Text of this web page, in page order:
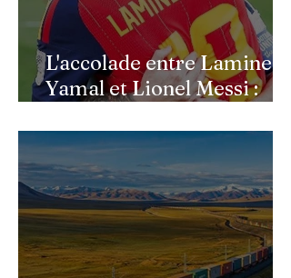
L'accolade entre Lamine
Yamal et Lionel Messi :
témoin après le sacre de
l'Espagne